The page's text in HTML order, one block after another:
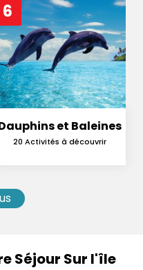
6
et Baleines
20 Activités à découvrir
Séjour Sur l'île